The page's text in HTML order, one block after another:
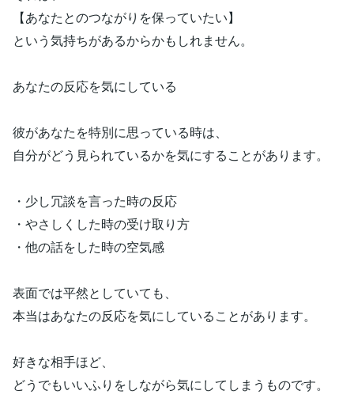
【あなたとのつながりを保っていたい】
という気持ちがあるからかもしれません。
あなたの反応を気にしている
彼があなたを特別に思っている時は、
自分がどう見られているかを気にすることがあります。
・少し冗談を言った時の反応
・やさしくした時の受け取り方
・他の話をした時の空気感
表面では平然としていても、
本当はあなたの反応を気にしていることがあります。
好きな相手ほど、
どうでもいいふりをしながら気にしてしまうものです。